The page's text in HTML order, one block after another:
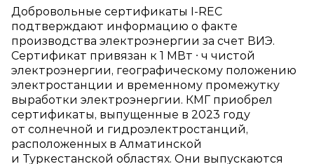
Добровольные сертификаты I‑REC
подтверждают информацию о факте
производства электроэнергии за счет ВИЭ.
Сертификат привязан к 1 МВт ∙ ч чистой
электроэнергии, географическому положению
электростанции и временному промежутку
выработки электроэнергии. КМГ приобрел
сертификаты, выпущенные в 2023 году
от солнечной и гидроэлектростанций,
расположенных в Алматинской
и Туркестанской областях. Они выпускаются